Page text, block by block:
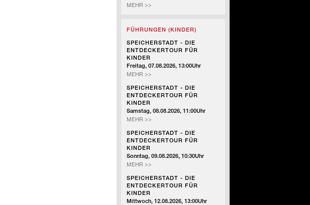
MEHR >>SPEICHERSTADT
UNESCO-
FÜHRUNGEN (KINDER)
SPEICHERSTADT - DIE
ENTDECKERTOUR FÜR
KINDER
Freitag, 07.08.2026, 13:00Uhr
MEHR >>SPEICHERSTADT
DIE
ENTDECKERTOUR
FÜR
SPEICHERSTADT - DIE
ENTDECKERTOUR FÜR
KINDER
Samstag, 08.08.2026, 11:00Uhr
MEHR >>SPEICHERSTADT
DIE
ENTDECKERTOUR
FÜR
SPEICHERSTADT - DIE
ENTDECKERTOUR FÜR
KINDER
Sonntag, 09.08.2026, 10:30Uhr
MEHR >>SPEICHERSTADT
DIE
ENTDECKERTOUR
FÜR
SPEICHERSTADT - DIE
ENTDECKERTOUR FÜR
KINDER
Mittwoch, 12.08.2026, 13:00Uhr